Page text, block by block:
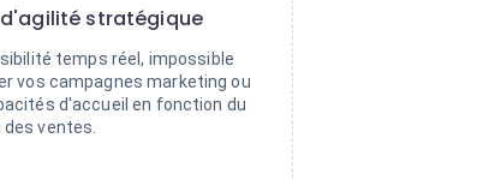
d'agilité stratégique
temps réel, impossible
vos campagnes marketing ou
d'accueil en fonction du
ventes.